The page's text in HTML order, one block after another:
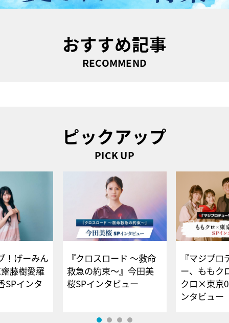
おすすめ記事
RECOMMEND
ピックアップ
PICK UP
！げーみん
藤樹愛羅
SPインタ
『クロスロード ～救命
救急の約束～』今田美
桜SPインタビュー
『マジプロ
ー、ももク
クロ×東京
ンタビュー